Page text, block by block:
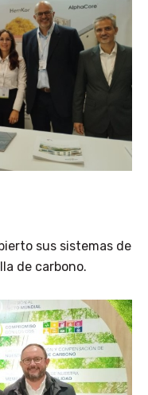
sus sistemas de
de carbono.